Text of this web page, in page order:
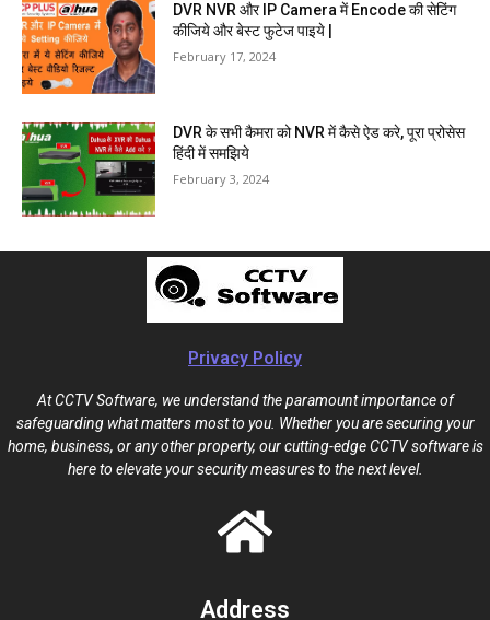
DVR NVR और IP Camera में Encode की सेटिंग
कीजिये और बेस्ट फुटेज पाइये |
February 17, 2024
DVR के सभी कैमरा को NVR में कैसे ऐड करे, पूरा प्रोसेस
हिंदी में समझिये
February 3, 2024
Privacy Policy
At CCTV Software, we understand the paramount importance of
safeguarding what matters most to you. Whether you are securing your
home, business, or any other property, our cutting-edge CCTV software is
here to elevate your security measures to the next level.
Address